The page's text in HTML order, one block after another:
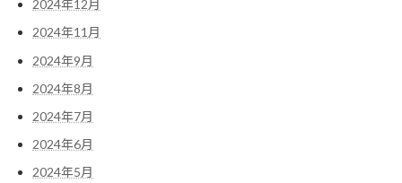
2024年12月
2024年11月
2024年9月
2024年8月
2024年7月
2024年6月
2024年5月